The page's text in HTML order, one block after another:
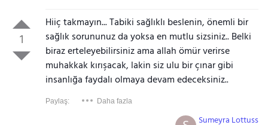
1
Hiiç takmayın... Tabiki sağlıklı beslenin, önemli bir
sağlık sorununuz da yoksa en mutlu sizsiniz.. Belki
biraz erteleyebilirsiniz ama allah ömür verirse
muhakkak kırışacak, lakin siz ulu bir çınar gibi
insanlığa faydalı olmaya devam edeceksiniz..
Paylaş: Daha fazla
Sumeyra Lottuss